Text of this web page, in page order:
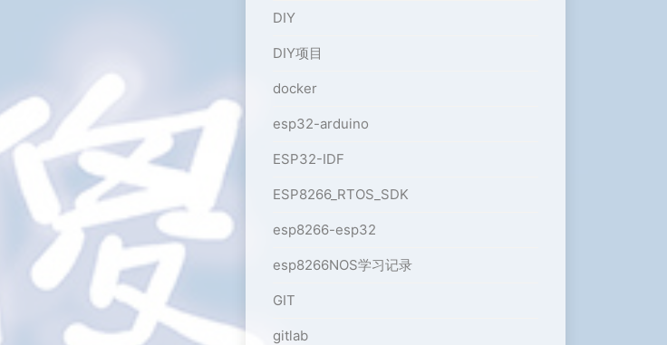
DIY
DIY项目
docker
esp32-arduino
ESP32-IDF
ESP8266_RTOS_SDK
esp8266-esp32
esp8266NOS学习记录
GIT
gitlab